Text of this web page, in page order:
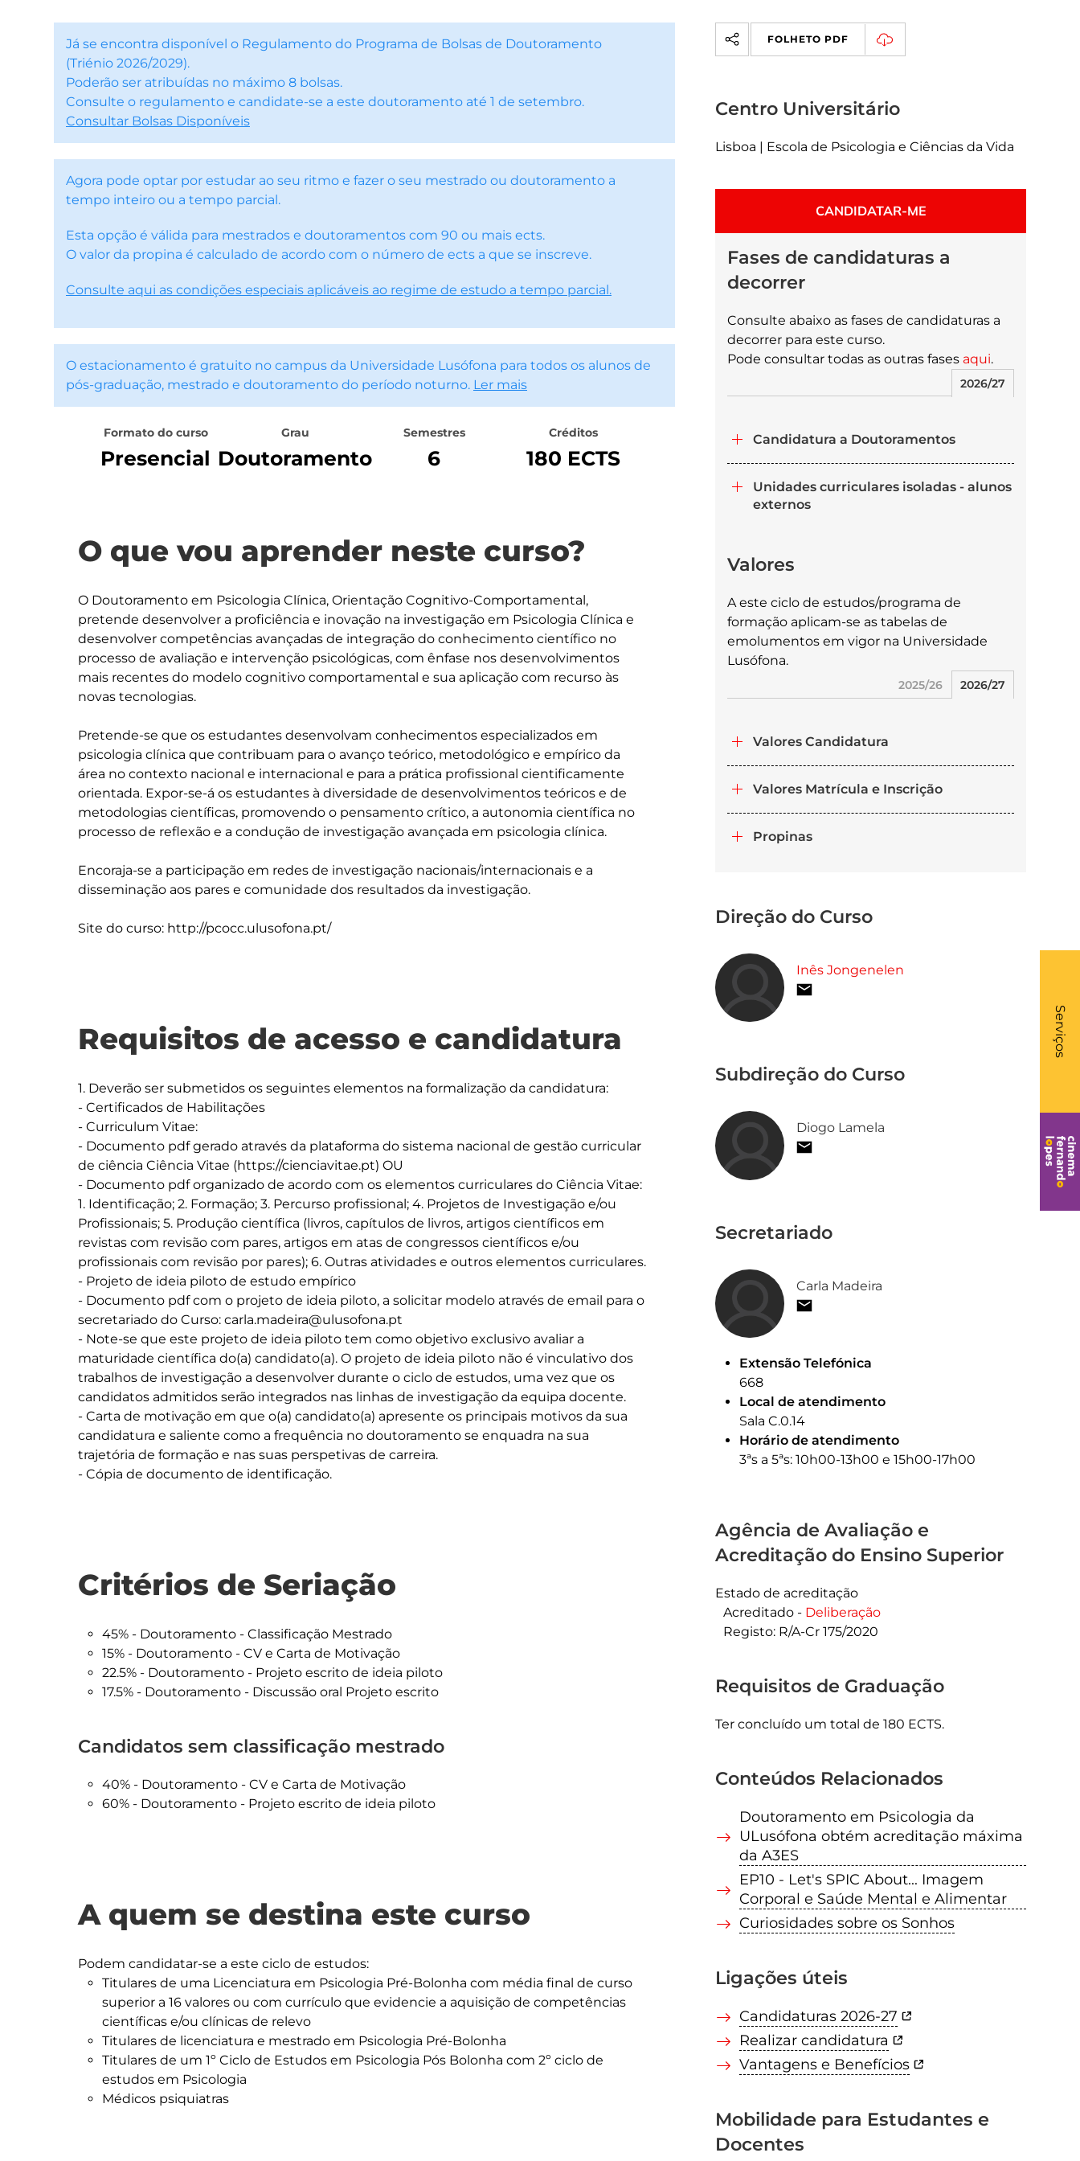
Serviços
-
Já se encontra disponível o Regulamento do Programa de Bolsas de Doutoramento
(Triénio 2026/2029).
Poderão ser atribuídas no máximo 8 bolsas.
Consulte o regulamento e candidate-se a este doutoramento até 1 de setembro.
Consultar Bolsas Disponíveis
Agora pode optar por estudar ao seu ritmo e fazer o seu mestrado ou doutoramento a
tempo inteiro ou a tempo parcial.
Esta opção é válida para mestrados e doutoramentos com 90 ou mais ects.
O valor da propina é calculado de acordo com o número de ects a que se inscreve.
Consulte aqui as condições especiais aplicáveis ao regime de estudo a tempo parcial.
O estacionamento é gratuito no campus da Universidade Lusófona para todos os alunos de
pós-graduação, mestrado e doutoramento do período noturno. Ler mais
Formato do curso
Presencial
Grau
Doutoramento
Semestres
6
Créditos
180 ECTS
O que vou aprender neste curso?
O Doutoramento em Psicologia Clínica, Orientação Cognitivo-Comportamental,
pretende desenvolver a proficiência e inovação na investigação em Psicologia Clínica e
desenvolver competências avançadas de integração do conhecimento científico no
processo de avaliação e intervenção psicológicas, com ênfase nos desenvolvimentos
mais recentes do modelo cognitivo comportamental e sua aplicação com recurso às
novas tecnologias.
Pretende-se que os estudantes desenvolvam conhecimentos especializados em
psicologia clínica que contribuam para o avanço teórico, metodológico e empírico da
área no contexto nacional e internacional e para a prática profissional cientificamente
orientada. Expor-se-á os estudantes à diversidade de desenvolvimentos teóricos e de
metodologias científicas, promovendo o pensamento crítico, a autonomia científica no
processo de reflexão e a condução de investigação avançada em psicologia clínica.
Encoraja-se a participação em redes de investigação nacionais/internacionais e a
disseminação aos pares e comunidade dos resultados da investigação.
Site do curso: http://pcocc.ulusofona.pt/
Requisitos de acesso e candidatura
1. Deverão ser submetidos os seguintes elementos na formalização da candidatura:
- Certificados de Habilitações
- Curriculum Vitae:
- Documento pdf gerado através da plataforma do sistema nacional de gestão curricular
de ciência Ciência Vitae (https://cienciavitae.pt) OU
- Documento pdf organizado de acordo com os elementos curriculares do Ciência Vitae:
1. Identificação; 2. Formação; 3. Percurso profissional; 4. Projetos de Investigação e/ou
Profissionais; 5. Produção científica (livros, capítulos de livros, artigos científicos em
revistas com revisão com pares, artigos em atas de congressos científicos e/ou
profissionais com revisão por pares); 6. Outras atividades e outros elementos curriculares.
- Projeto de ideia piloto de estudo empírico
- Documento pdf com o projeto de ideia piloto, a solicitar modelo através de email para o
secretariado do Curso: carla.madeira@ulusofona.pt
- Note-se que este projeto de ideia piloto tem como objetivo exclusivo avaliar a
maturidade científica do(a) candidato(a). O projeto de ideia piloto não é vinculativo dos
trabalhos de investigação a desenvolver durante o ciclo de estudos, uma vez que os
candidatos admitidos serão integrados nas linhas de investigação da equipa docente.
- Carta de motivação em que o(a) candidato(a) apresente os principais motivos da sua
candidatura e saliente como a frequência no doutoramento se enquadra na sua
trajetória de formação e nas suas perspetivas de carreira.
Critérios de Seriação
45% - Doutoramento - Classificação Mestrado
15% - Doutoramento - CV e Carta de Motivação
22.5% - Doutoramento - Projeto escrito de ideia piloto
17.5% - Doutoramento - Discussão oral Projeto escrito
Candidatos sem classificação mestrado
40% - Doutoramento - CV e Carta de Motivação
60% - Doutoramento - Projeto escrito de ideia piloto
A quem se destina este curso
Titulares de uma Licenciatura em Psicologia Pré-Bolonha com média final de curso
superior a 16 valores ou com currículo que evidencie a aquisição de competências
científicas e/ou clínicas de relevo
Titulares de licenciatura e mestrado em Psicologia Pré-Bolonha
Titulares de um 1º Ciclo de Estudos em Psicologia Pós Bolonha com 2º ciclo de
estudos em Psicologia
Médicos psiquiatras
FOLHETO PDF
Centro Universitário
Lisboa | Escola de Psicologia e Ciências da Vida
CANDIDATAR-ME
Fases de candidaturas a
decorrer
Consulte abaixo as fases de candidaturas a
decorrer para este curso.
Pode consultar todas as outras fases aqui.
2026/27
Candidatura a Doutoramentos
Unidades curriculares isoladas - alunos
externos
Valores
A este ciclo de estudos/programa de
formação aplicam-se as tabelas de
emolumentos em vigor na Universidade
Lusófona.
2025/26 2026/27
Valores Candidatura
Valores Matrícula e Inscrição
Propinas
Direção do Curso
Inês Jongenelen
Subdireção do Curso
Diogo Lamela
Secretariado
Carla Madeira
Extensão Telefónica
668
Local de atendimento
Sala C.0.14
Horário de atendimento
3ªs a 5ªs: 10h00-13h00 e 15h00-17h00
Agência de Avaliação e
Acreditação do Ensino Superior
Estado de acreditação
Acreditado - Deliberação
Registo: R/A-Cr 175/2020
Requisitos de Graduação
Ter concluído um total de 180 ECTS.
Conteúdos Relacionados
Doutoramento em Psicologia da
ULusófona obtém acreditação máxima
da A3ES
EP10 - Let's SPIC About... Imagem
Corporal e Saúde Mental e Alimentar
Curiosidades sobre os Sonhos
Ligações úteis
Candidaturas 2026-27
Realizar candidatura
Vantagens e Benefícios
Mobilidade para Estudantes e
Docentes